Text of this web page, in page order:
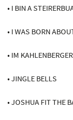
• I BIN A
• I WAS BORN
• IM
• JINGLE BELLS
• JOSHUA FIT THE